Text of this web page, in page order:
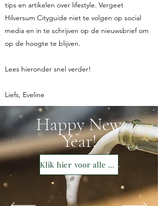
tips en artikelen over lifestyle. Vergeet
Hilversum Cityguide niet te volgen op social
media en in te schrijven op de nieuwsbrief om
op de hoogte te blijven.
Lees hieronder snel verder!
Liefs, Eveline
Happy New
Year!
Klik hier voor alle oud & nieuw tips